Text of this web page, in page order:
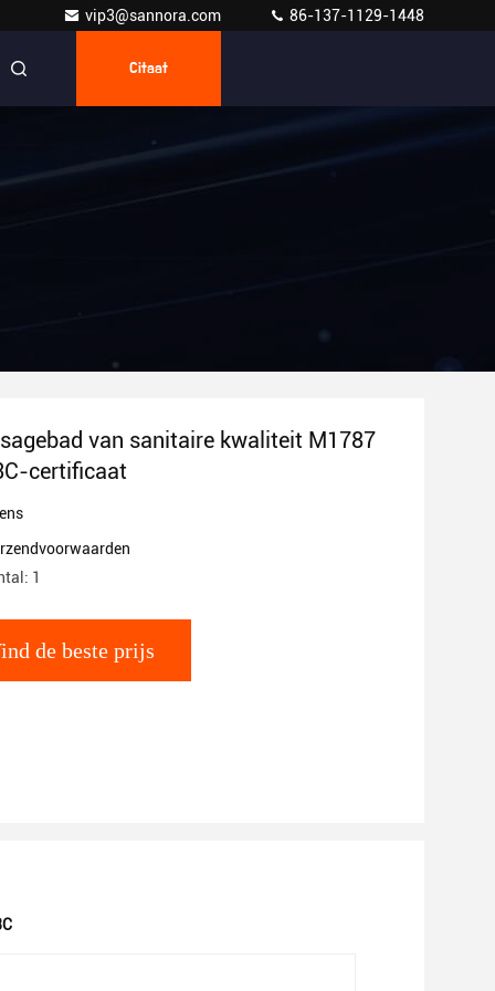
vip3@sannora.com 86-137-1129-1448
Citaat
van sanitaire kwaliteit M1787
certificaat
1
de beste prijs